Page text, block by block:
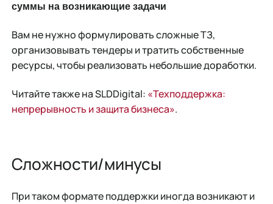
суммы на возникающие задачи
Вам не нужно формулировать сложные ТЗ,
организовывать тендеры и тратить собственные
ресурсы, чтобы реализовать небольшие доработки.
Читайте также на SLDDigital: «Техподдержка:
непрерывность и защита бизнеса».
Сложности/минусы
При таком формате поддержки иногда возникают и